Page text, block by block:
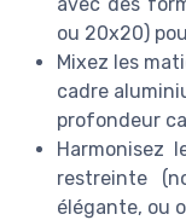
ou 20x20)
Mixez les
cadre
profondeur
Harmonisez
restreinte
élégante, ou